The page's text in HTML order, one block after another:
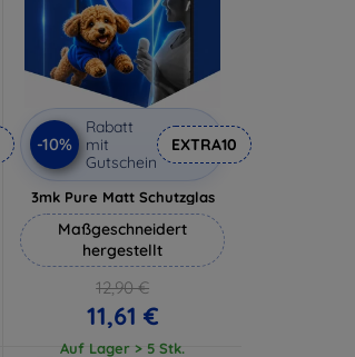
-10%
Rabatt
mit
Gutschein
EXTRA10
3mk Pure Matt Schutzglas
Maßgeschneidert
hergestellt
12,90 €
11,61 €
Auf Lager > 5 Stk.